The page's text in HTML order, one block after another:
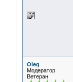
Oleg
Модератор
Ветеран